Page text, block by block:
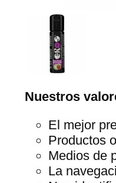
Nuestros
El mejor
Productos
Medios de
La